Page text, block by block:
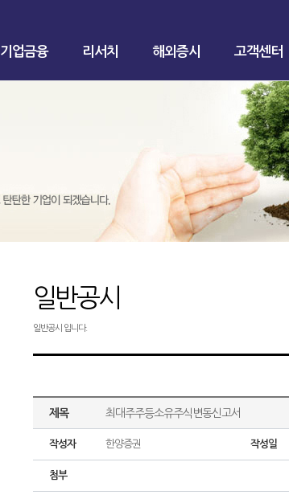
기업금융 리서치 해외증시 고객센터
일반공시
일반공시 입니다.
제목 최대주주등소유주식변동신고서
작성자 한양증권 작성일
첨부